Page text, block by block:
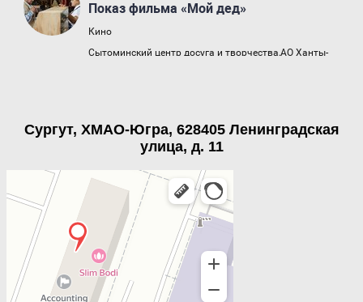
Сургут, ХМАО-Югра, 628405 Ленинградская
улица, д. 11